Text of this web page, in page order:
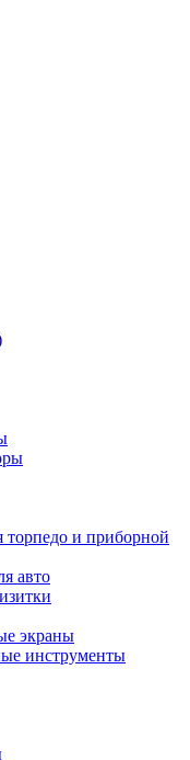
торпедо и приборной
авто
экраны
инструменты